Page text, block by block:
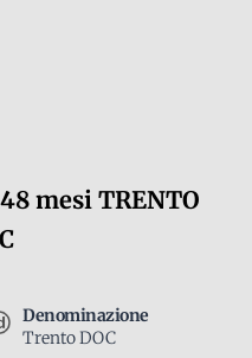
mesi TRENTO
Denominazione
Trento DOC